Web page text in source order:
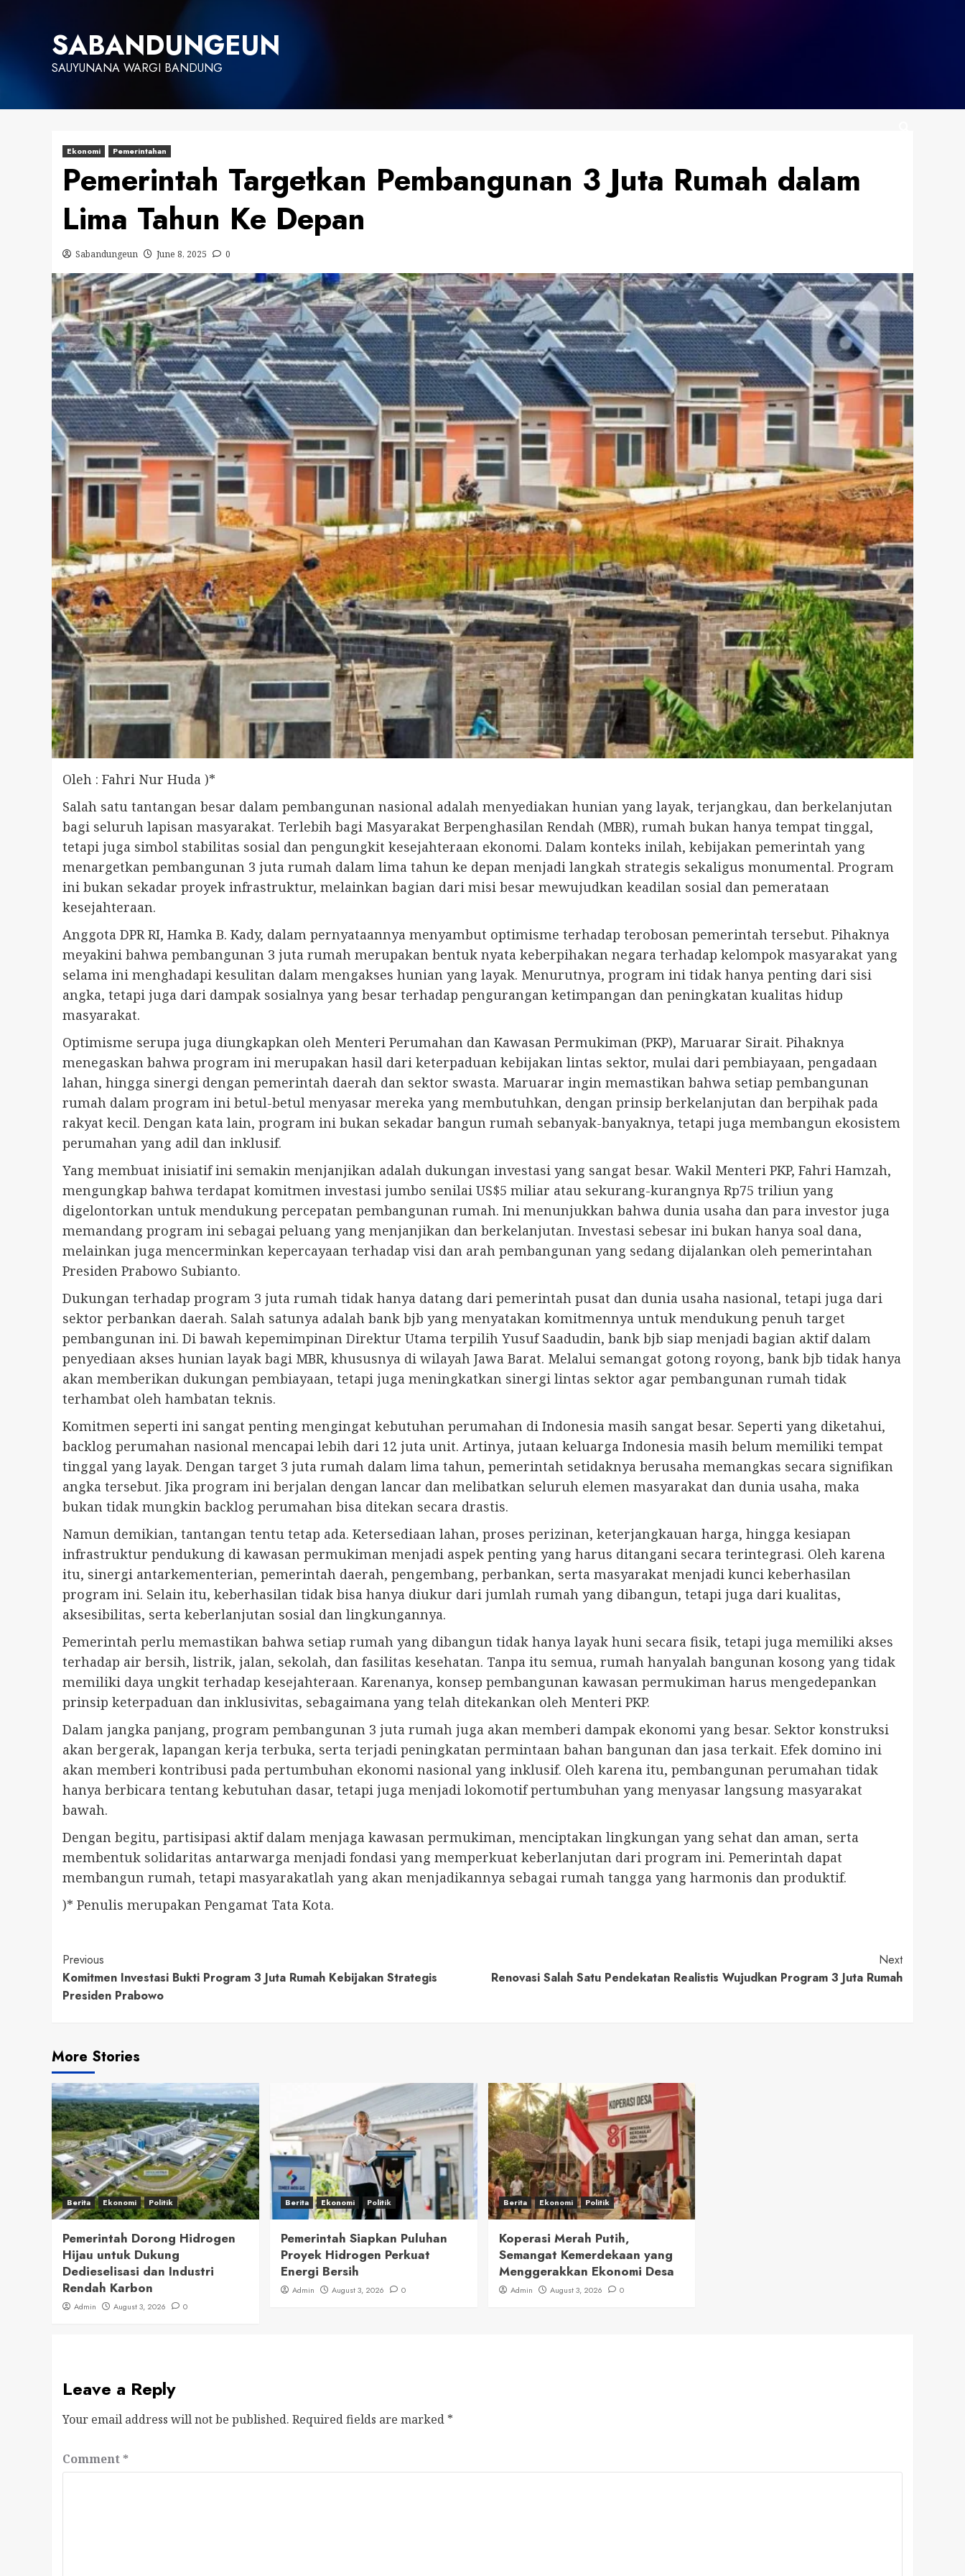
SABANDUNGEUN
SAUYUNANA WARGI BANDUNG
Ekonomi Pemerintahan
Pemerintah Targetkan Pembangunan 3 Juta Rumah dalam
Lima Tahun Ke Depan
Sabandungeun June 8, 2025 0
Oleh : Fahri Nur Huda )*
Salah satu tantangan besar dalam pembangunan nasional adalah menyediakan hunian yang layak, terjangkau, dan berkelanjutan
bagi seluruh lapisan masyarakat. Terlebih bagi Masyarakat Berpenghasilan Rendah (MBR), rumah bukan hanya tempat tinggal,
tetapi juga simbol stabilitas sosial dan pengungkit kesejahteraan ekonomi. Dalam konteks inilah, kebijakan pemerintah yang
menargetkan pembangunan 3 juta rumah dalam lima tahun ke depan menjadi langkah strategis sekaligus monumental. Program
ini bukan sekadar proyek infrastruktur, melainkan bagian dari misi besar mewujudkan keadilan sosial dan pemerataan
kesejahteraan.
Anggota DPR RI, Hamka B. Kady, dalam pernyataannya menyambut optimisme terhadap terobosan pemerintah tersebut. Pihaknya
meyakini bahwa pembangunan 3 juta rumah merupakan bentuk nyata keberpihakan negara terhadap kelompok masyarakat yang
selama ini menghadapi kesulitan dalam mengakses hunian yang layak. Menurutnya, program ini tidak hanya penting dari sisi
angka, tetapi juga dari dampak sosialnya yang besar terhadap pengurangan ketimpangan dan peningkatan kualitas hidup
masyarakat.
Optimisme serupa juga diungkapkan oleh Menteri Perumahan dan Kawasan Permukiman (PKP), Maruarar Sirait. Pihaknya
menegaskan bahwa program ini merupakan hasil dari keterpaduan kebijakan lintas sektor, mulai dari pembiayaan, pengadaan
lahan, hingga sinergi dengan pemerintah daerah dan sektor swasta. Maruarar ingin memastikan bahwa setiap pembangunan
rumah dalam program ini betul-betul menyasar mereka yang membutuhkan, dengan prinsip berkelanjutan dan berpihak pada
rakyat kecil. Dengan kata lain, program ini bukan sekadar bangun rumah sebanyak-banyaknya, tetapi juga membangun ekosistem
perumahan yang adil dan inklusif.
Yang membuat inisiatif ini semakin menjanjikan adalah dukungan investasi yang sangat besar. Wakil Menteri PKP, Fahri Hamzah,
mengungkap bahwa terdapat komitmen investasi jumbo senilai US$5 miliar atau sekurang-kurangnya Rp75 triliun yang
digelontorkan untuk mendukung percepatan pembangunan rumah. Ini menunjukkan bahwa dunia usaha dan para investor juga
memandang program ini sebagai peluang yang menjanjikan dan berkelanjutan. Investasi sebesar ini bukan hanya soal dana,
melainkan juga mencerminkan kepercayaan terhadap visi dan arah pembangunan yang sedang dijalankan oleh pemerintahan
Presiden Prabowo Subianto.
Dukungan terhadap program 3 juta rumah tidak hanya datang dari pemerintah pusat dan dunia usaha nasional, tetapi juga dari
sektor perbankan daerah. Salah satunya adalah bank bjb yang menyatakan komitmennya untuk mendukung penuh target
pembangunan ini. Di bawah kepemimpinan Direktur Utama terpilih Yusuf Saadudin, bank bjb siap menjadi bagian aktif dalam
penyediaan akses hunian layak bagi MBR, khususnya di wilayah Jawa Barat. Melalui semangat gotong royong, bank bjb tidak hanya
akan memberikan dukungan pembiayaan, tetapi juga meningkatkan sinergi lintas sektor agar pembangunan rumah tidak
terhambat oleh hambatan teknis.
Komitmen seperti ini sangat penting mengingat kebutuhan perumahan di Indonesia masih sangat besar. Seperti yang diketahui,
backlog perumahan nasional mencapai lebih dari 12 juta unit. Artinya, jutaan keluarga Indonesia masih belum memiliki tempat
tinggal yang layak. Dengan target 3 juta rumah dalam lima tahun, pemerintah setidaknya berusaha memangkas secara signifikan
angka tersebut. Jika program ini berjalan dengan lancar dan melibatkan seluruh elemen masyarakat dan dunia usaha, maka
bukan tidak mungkin backlog perumahan bisa ditekan secara drastis.
Namun demikian, tantangan tentu tetap ada. Ketersediaan lahan, proses perizinan, keterjangkauan harga, hingga kesiapan
infrastruktur pendukung di kawasan permukiman menjadi aspek penting yang harus ditangani secara terintegrasi. Oleh karena
itu, sinergi antarkementerian, pemerintah daerah, pengembang, perbankan, serta masyarakat menjadi kunci keberhasilan
program ini. Selain itu, keberhasilan tidak bisa hanya diukur dari jumlah rumah yang dibangun, tetapi juga dari kualitas,
aksesibilitas, serta keberlanjutan sosial dan lingkungannya.
Pemerintah perlu memastikan bahwa setiap rumah yang dibangun tidak hanya layak huni secara fisik, tetapi juga memiliki akses
terhadap air bersih, listrik, jalan, sekolah, dan fasilitas kesehatan. Tanpa itu semua, rumah hanyalah bangunan kosong yang tidak
memiliki daya ungkit terhadap kesejahteraan. Karenanya, konsep pembangunan kawasan permukiman harus mengedepankan
prinsip keterpaduan dan inklusivitas, sebagaimana yang telah ditekankan oleh Menteri PKP.
Dalam jangka panjang, program pembangunan 3 juta rumah juga akan memberi dampak ekonomi yang besar. Sektor konstruksi
akan bergerak, lapangan kerja terbuka, serta terjadi peningkatan permintaan bahan bangunan dan jasa terkait. Efek domino ini
akan memberi kontribusi pada pertumbuhan ekonomi nasional yang inklusif. Oleh karena itu, pembangunan perumahan tidak
hanya berbicara tentang kebutuhan dasar, tetapi juga menjadi lokomotif pertumbuhan yang menyasar langsung masyarakat
bawah.
Dengan begitu, partisipasi aktif dalam menjaga kawasan permukiman, menciptakan lingkungan yang sehat dan aman, serta
membentuk solidaritas antarwarga menjadi fondasi yang memperkuat keberlanjutan dari program ini. Pemerintah dapat
membangun rumah, tetapi masyarakatlah yang akan menjadikannya sebagai rumah tangga yang harmonis dan produktif.
)* Penulis merupakan Pengamat Tata Kota.
Continue
Reading
Previous
Komitmen Investasi Bukti Program 3 Juta Rumah Kebijakan Strategis
Presiden Prabowo
Next
Renovasi Salah Satu Pendekatan Realistis Wujudkan Program 3 Juta Rumah
More Stories
Berita Ekonomi Politik
Pemerintah Dorong Hidrogen
Hijau untuk Dukung
Dedieselisasi dan Industri
Rendah Karbon
Admin August 3, 2026 0
Berita Ekonomi Politik
Pemerintah Siapkan Puluhan
Proyek Hidrogen Perkuat
Energi Bersih
Admin August 3, 2026 0
Berita Ekonomi Politik
Koperasi Merah Putih,
Semangat Kemerdekaan yang
Menggerakkan Ekonomi Desa
Admin August 3, 2026 0
Leave a Reply
Your email address will not be published. Required fields are marked *
Comment *